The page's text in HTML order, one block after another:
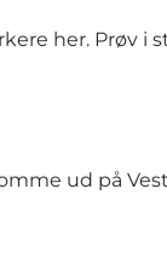
her. Prøv i
ud på